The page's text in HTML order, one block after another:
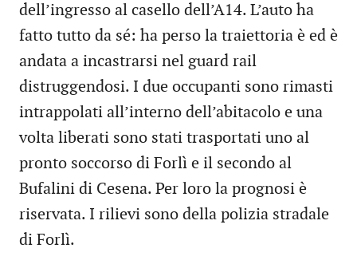
dell’ingresso al casello dell’A14. L’auto ha
fatto tutto da sé: ha perso la traiettoria è ed è
andata a incastrarsi nel guard rail
distruggendosi. I due occupanti sono rimasti
intrappolati all’interno dell’abitacolo e una
volta liberati sono stati trasportati uno al
pronto soccorso di Forlì e il secondo al
Bufalini di Cesena. Per loro la prognosi è
riservata. I rilievi sono della polizia stradale
di Forlì.